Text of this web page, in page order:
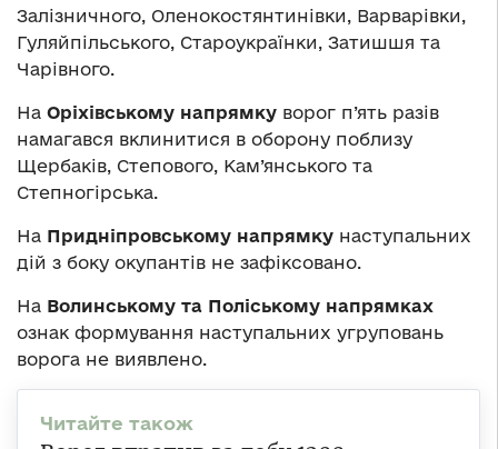
Залізничного, Оленокостянтинівки, Варварівки,
Гуляйпільського, Староукраїнки, Затишшя та
Чарівного.
На Оріхівському напрямку ворог п’ять разів
намагався вклинитися в оборону поблизу
Щербаків, Степового, Кам’янського та
Степногірська.
На Придніпровському напрямку наступальних
дій з боку окупантів не зафіксовано.
На Волинському та Поліському напрямках
ознак формування наступальних угруповань
ворога не виявлено.